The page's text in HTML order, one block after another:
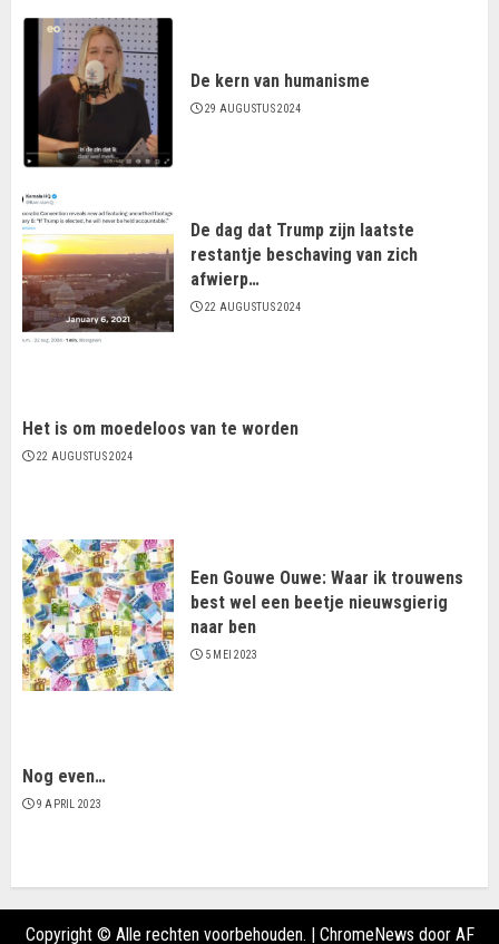
De kern van humanisme
29 AUGUSTUS 2024
De dag dat Trump zijn laatste
restantje beschaving van zich
afwierp…
22 AUGUSTUS 2024
Het is om moedeloos van te worden
22 AUGUSTUS 2024
Een Gouwe Ouwe: Waar ik trouwens
best wel een beetje nieuwsgierig
naar ben
5 MEI 2023
Nog even…
9 APRIL 2023
Copyright © Alle rechten voorbehouden. | ChromeNews door AF